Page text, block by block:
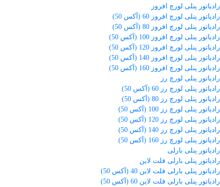
رادیاتور پنلی لورچ افروز
رادیاتور پنلی لورچ افروز 60 (آکس 50)
رادیاتور پنلی لورچ افروز 80 (آکس 50)
رادیاتور پنلی لورچ افروز 100 (آکس 50)
رادیاتور پنلی لورچ افروز 120 (آکس 50)
رادیاتور پنلی لورچ افروز 140 (آکس 50)
رادیاتور پنلی لورچ افروز 160 (آکس 50)
رادیاتور پنلی لورچ رز
رادیاتور پنلی لورچ رز 60 (آکس 50)
رادیاتور پنلی لورچ رز 80 (آکس 50)
رادیاتور پنلی لورچ رز 100 (آکس 50)
رادیاتور پنلی لورچ رز 120 (آکس 50)
رادیاتور پنلی لورچ رز 140 (آکس 50)
رادیاتور پنلی لورچ رز 160 (آکس 50)
رادیاتور پنلی بارلی
رادیاتور پنلی بارلی فلت لاین
رادیاتور پنلی بارلی فلت لاین 40 (آکس 50)
رادیاتور پنلی بارلی فلت لاین 60 (آکس 50)